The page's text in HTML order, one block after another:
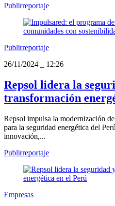
Publirreportaje
Publirreportaje
26/11/2024
12:26
Repsol lidera la
transformación
Repsol impulsa la modernización
para la seguridad energética del
innovación,...
Publirreportaje
Empresas